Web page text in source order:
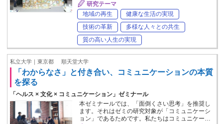
研究テーマ
地域の再生
健康な生活の実現
技術の革新
多様な人々との共生
質の高い人生の実現
私立大学｜東京都 順天堂大学
「わからなさ」と付き合い、コミュニケーションの本質
を探る
「ヘルス × 文化 × コミュニケーション」ゼミナール
本ゼミナールでは、「面倒くさい思考」を推奨し
ます。それはゼミの研究対象が「コミュニケーシ
ョン」であるためです。私たちはコミュニケー…